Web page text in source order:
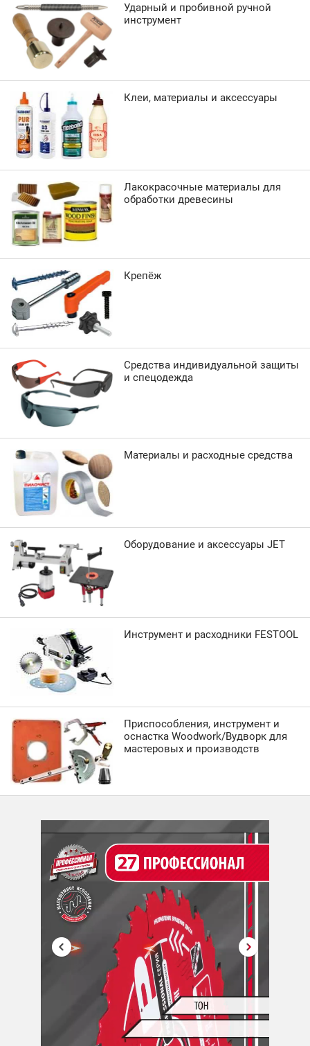
Ударный и пробивной ручной
инструмент
Клеи, материалы и аксессуары
Лакокрасочные материалы для
обработки древесины
Крепёж
Средства индивидуальной защиты
и спецодежда
Материалы и расходные средства
Оборудование и аксессуары JET
Инструмент и расходники FESTOOL
Приспособления, инструмент и
оснастка Woodwork/Вудворк для
мастеровых и производств